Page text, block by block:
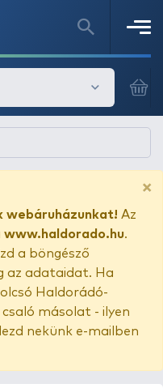
×
webáruházunkat! Az
www.haldorado.hu.
a böngésző
az adataidat. Ha
Haldorádó-
másolat - ilyen
nekünk e-mailben